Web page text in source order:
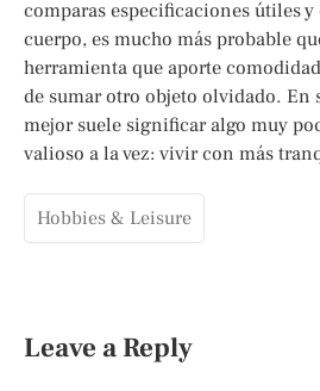
comparas especificaciones útiles
cuerpo, es mucho más probable
herramienta que aporte
de sumar otro objeto olvidado.
mejor suele significar algo muy
valioso a la vez: vivir con más
Hobbies & Leisure
Leave a Reply